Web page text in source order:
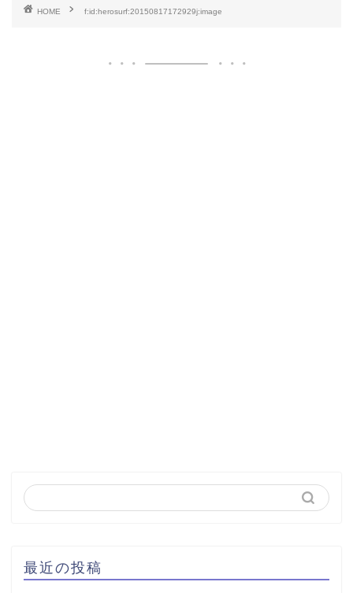
HOME f:id:herosurf:20150817172929j:image
最近の投稿